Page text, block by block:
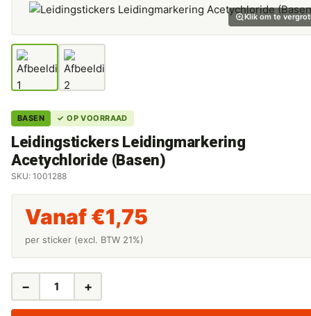
Klik om te
BASEN ✓ OP VOORRAAD
Leidingstickers Leidingmarkering
Acetychloride (Basen)
SKU: 1001288
Vanaf €1,75
per sticker (excl. BTW 21%)
LEIDINGSTICKERS
− +